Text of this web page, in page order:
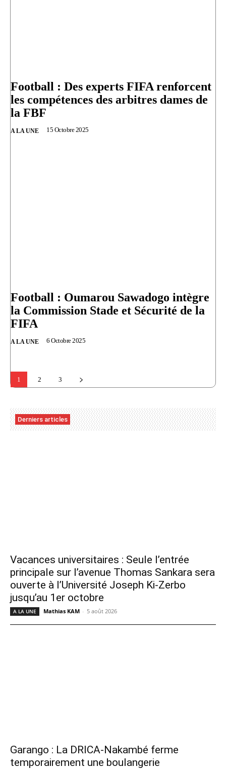
Football : Des experts FIFA renforcent
les compétences des arbitres dames de
la FBF
A LA UNE 15 Octobre 2025
Football : Oumarou Sawadogo intègre
la Commission Stade et Sécurité de la
FIFA
A LA UNE 6 Octobre 2025
1 2 3
Derniers articles
Vacances universitaires : Seule l’entrée
principale sur l’avenue Thomas Sankara sera
ouverte à l’Université Joseph Ki-Zerbo
jusqu’au 1er octobre
A LA UNE Mathias KAM - 5 août 2026
Garango : La DRICA-Nakambé ferme
temporairement une boulangerie